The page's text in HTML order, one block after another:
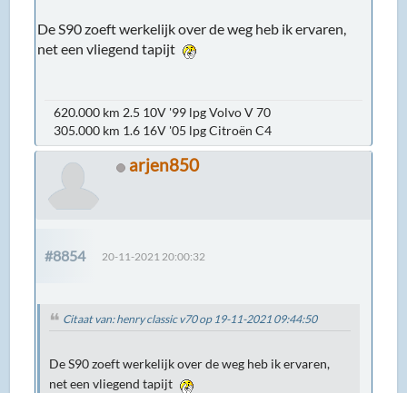
De S90 zoeft werkelijk over de weg heb ik ervaren,
net een vliegend tapijt
620.000 km 2.5 10V '99 lpg Volvo V 70
305.000 km 1.6 16V '05 lpg Citroën C4
arjen850
#8854 20-11-2021 20:00:32
Citaat van: henry classic v70 op 19-11-2021 09:44:50
De S90 zoeft werkelijk over de weg heb ik ervaren,
net een vliegend tapijt